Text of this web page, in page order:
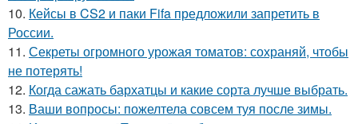
10. Кейсы в CS2 и паки Fifa предложили запретить в
России.
11. Секреты огромного урожая томатов: сохраняй, чтобы
не потерять!
12. Когда сажать бархатцы и какие сорта лучше выбрать.
13. Ваши вопросы: пожелтела совсем туя после зимы.